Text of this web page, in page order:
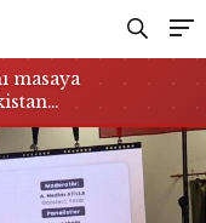
masaya